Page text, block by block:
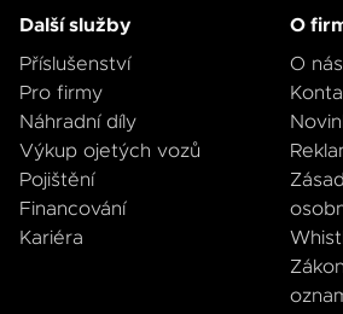
Další služby
Příslušenství
Pro firmy
Náhradní díly
Výkup ojetých vozů
Pojištění
Financování
Kariéra
O
O nás